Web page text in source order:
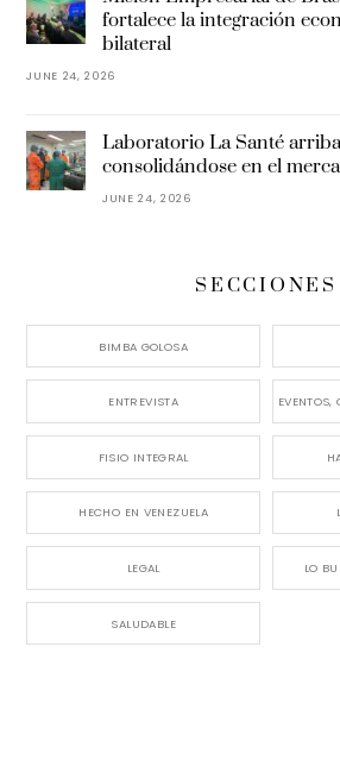
fortalece la integración
bilateral
JUNE 24, 2026
Laboratorio La Santé
consolidándose en el
JUNE 24, 2026
SECCIONES
BIMBA GOLOSA
ENTREVISTA
FISIO INTEGRAL
HECHO EN VENEZUELA
LEGAL LO
SALUDABLE